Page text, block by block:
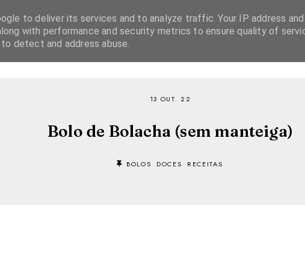
SOBRE RECEITAS
13 OUT. 22
Bolo de Bolacha (sem manteiga)
BOLOS DOCES RECEITAS
to deliver its services and to analyze traffic. Your IP address
with performance and security metrics to ensure quality of
detect and address abuse.